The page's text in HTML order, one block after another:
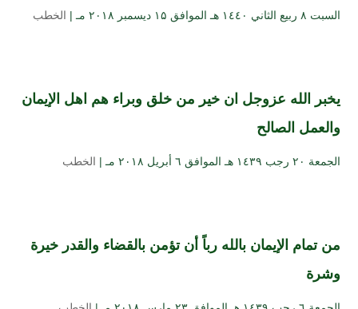
السبت ۸ ربيع الثاني ۱٤٤۰ هـ الموافق ۱۵ ديسمبر ۲۰۱۸ مـ | الخطب
يخبر الله عزوجل ان خير من خلق وبراء هم اهل الإيمان
والعمل الصالح
الجمعة ۲۰ رجب ۱٤۳۹ هـ الموافق ٦ أبريل ۲۰۱۸ مـ | الخطب
من تمام الإيمان بالله رباً أن تؤمن بالقضاء والقدر خيرة
وشرة